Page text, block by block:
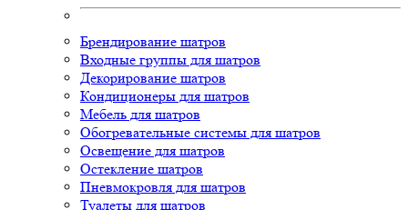
Брендирование шатров
Входные группы для шатров
Декорирование шатров
Кондиционеры для шатров
Мебель для шатров
Обогревательные системы для шатров
Освещение для шатров
Остекление шатров
Пневмокровля для шатров
Туалеты для шатров